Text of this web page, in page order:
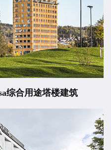
综合用途塔楼建筑